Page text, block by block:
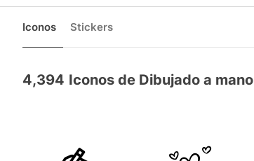
Iconos Stickers
4,394 Iconos de Dibujado a mano